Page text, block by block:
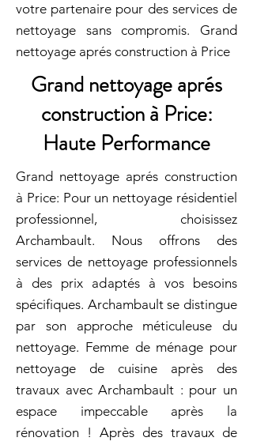
votre partenaire pour des services de
nettoyage sans compromis. Grand
nettoyage aprés construction à Price
Grand nettoyage aprés
construction à Price:
Haute Performance
Grand nettoyage aprés construction
à Price: Pour un nettoyage résidentiel
professionnel, choisissez
Archambault. Nous offrons des
services de nettoyage professionnels
à des prix adaptés à vos besoins
spécifiques. Archambault se distingue
par son approche méticuleuse du
nettoyage. Femme de ménage pour
nettoyage de cuisine après des
travaux avec Archambault : pour un
espace impeccable après la
rénovation ! Après des travaux de